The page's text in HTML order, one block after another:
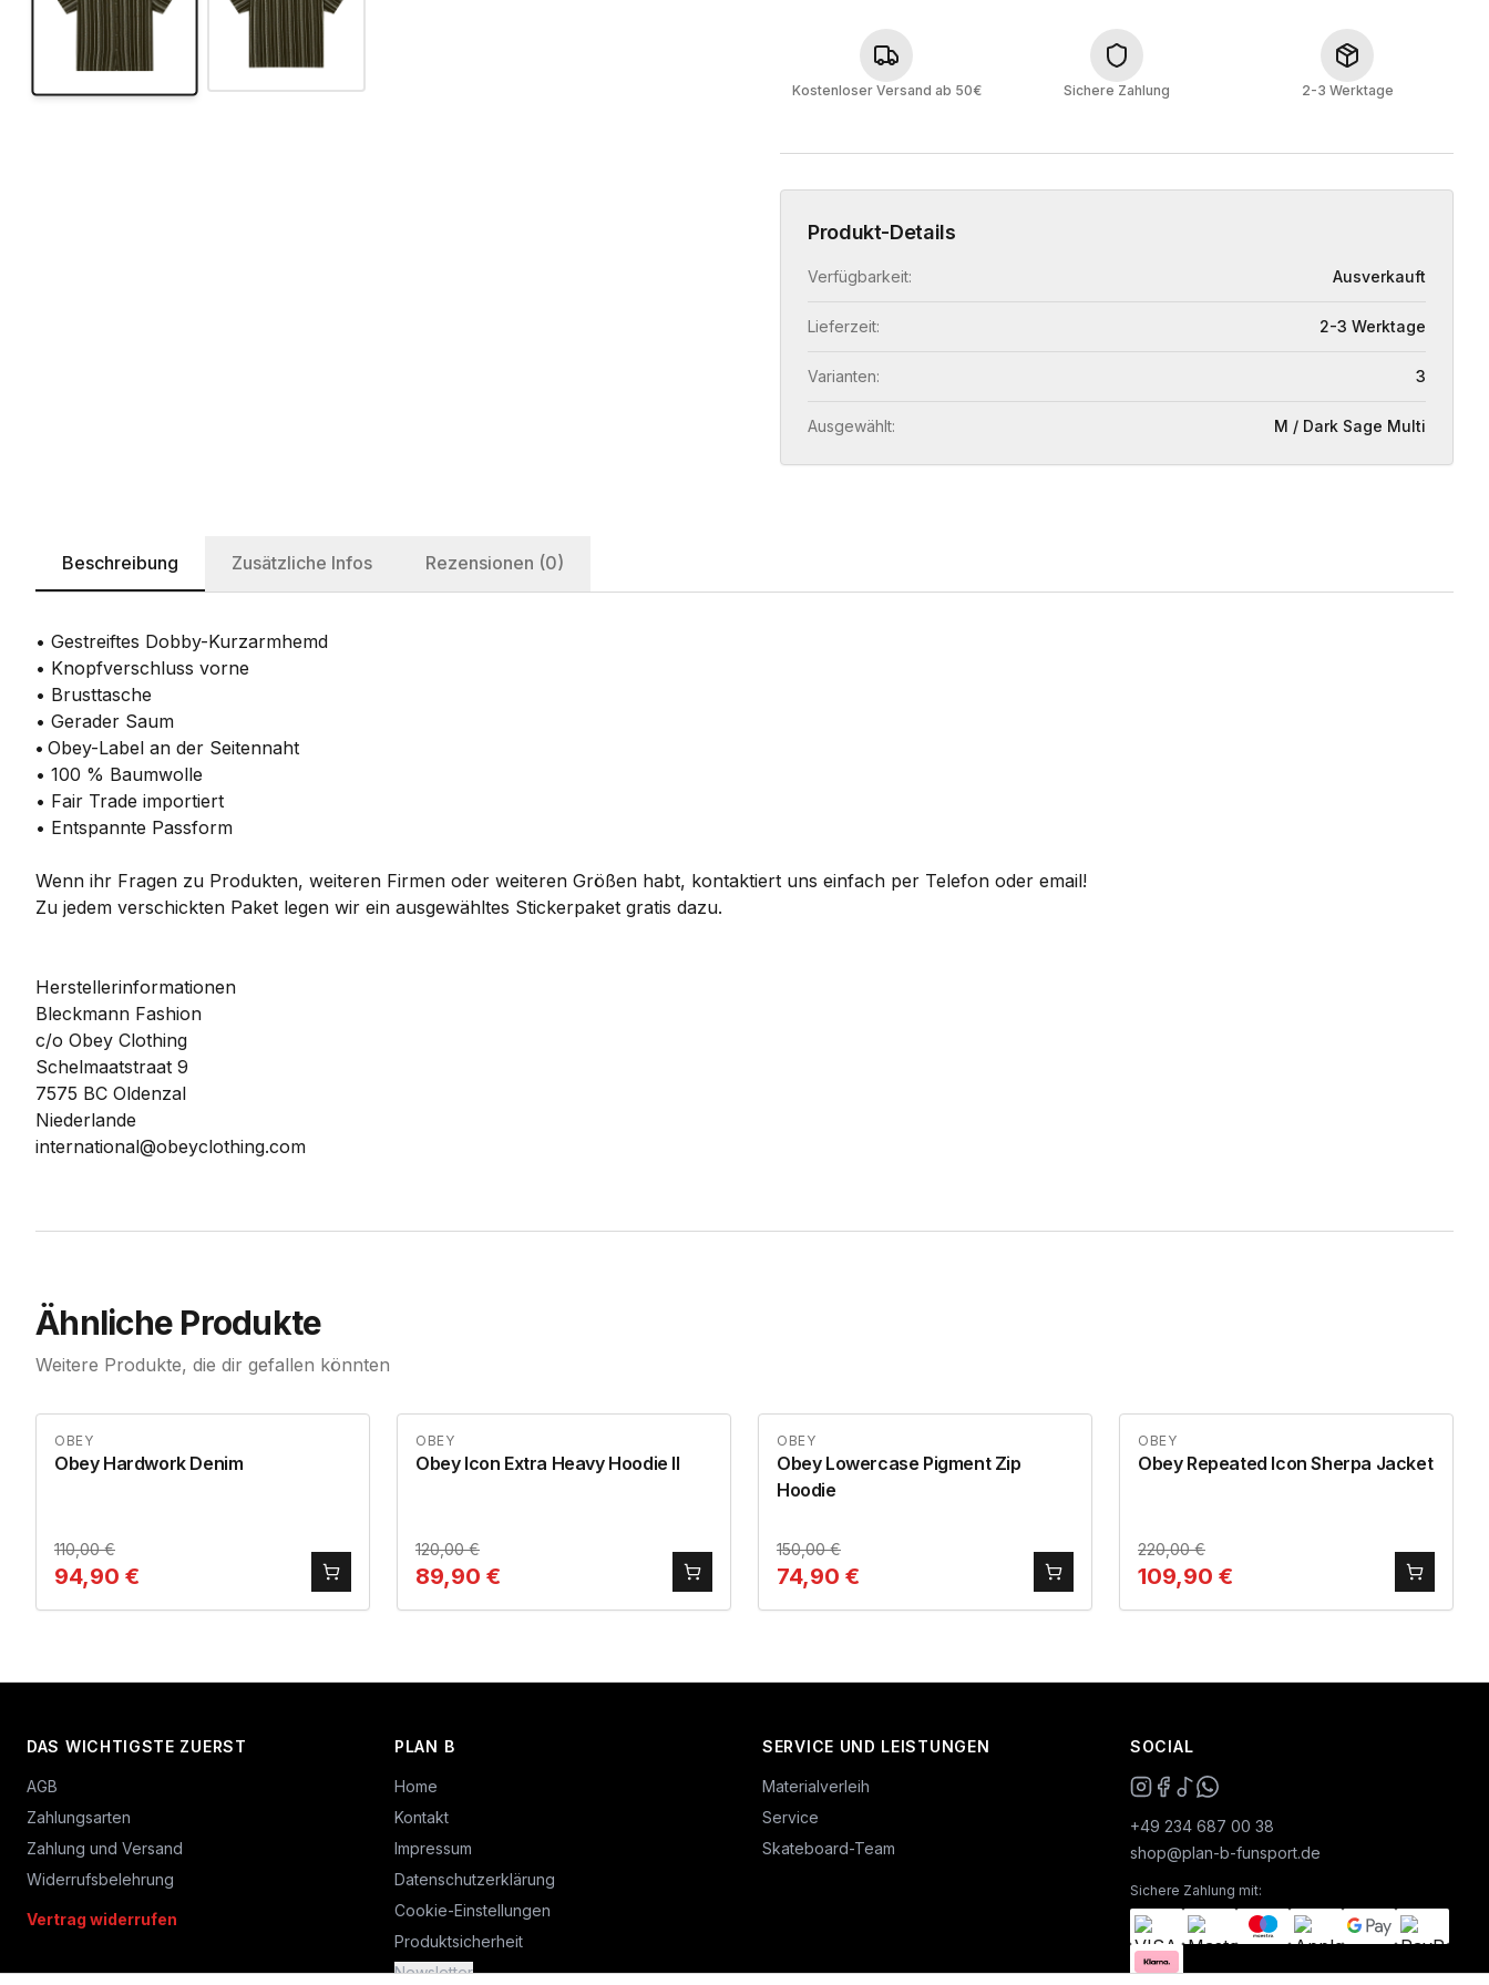
Kostenloser Versand ab 50€ Sichere Zahlung 2-3 Werktage
Produkt-Details
Verfügbarkeit: Ausverkauft
Lieferzeit: 2-3 Werktage
Varianten: 3
Ausgewählt: M / Dark Sage Multi
Beschreibung Zusätzliche Infos Rezensionen (0)
• Gestreiftes Dobby-Kurzarmhemd
• Knopfverschluss vorne
• Brusttasche
• Gerader Saum
• Obey-Label an der Seitennaht
• 100 % Baumwolle
• Fair Trade importiert
• Entspannte Passform
Wenn ihr Fragen zu Produkten, weiteren Firmen oder weiteren Größen habt, kontaktiert uns einfach per Telefon oder email!
Zu jedem verschickten Paket legen wir ein ausgewähltes Stickerpaket gratis dazu.
Herstellerinformationen
Bleckmann Fashion
c/o Obey Clothing
Schelmaatstraat 9
7575 BC Oldenzal
Niederlande
international@obeyclothing.com
Ähnliche Produkte
Weitere Produkte, die dir gefallen könnten
OBEY
Obey Hardwork Denim
110,00€
94,90 €
OBEY
Obey Icon Extra Heavy Hoodie II
120,00€
89,90 €
OBEY
Obey Lowercase Pigment Zip
Hoodie
150,00€
74,90 €
OBEY
Obey Repeated Icon Sherpa Jacket
220,00€
109,90 €
DAS WICHTIGSTE ZUERST
AGB
Zahlungsarten
Zahlung und Versand
Widerrufsbelehrung
Vertrag widerrufen
PLAN B
Home
Kontakt
Impressum
Datenschutzerklärung
Cookie-Einstellungen
Produktsicherheit
Newsletter
SERVICE UND LEISTUNGEN
Materialverleih
Service
Skateboard-Team
SOCIAL
+49 234 687 00 38
shop@plan-b-funsport.de
Sichere Zahlung mit: